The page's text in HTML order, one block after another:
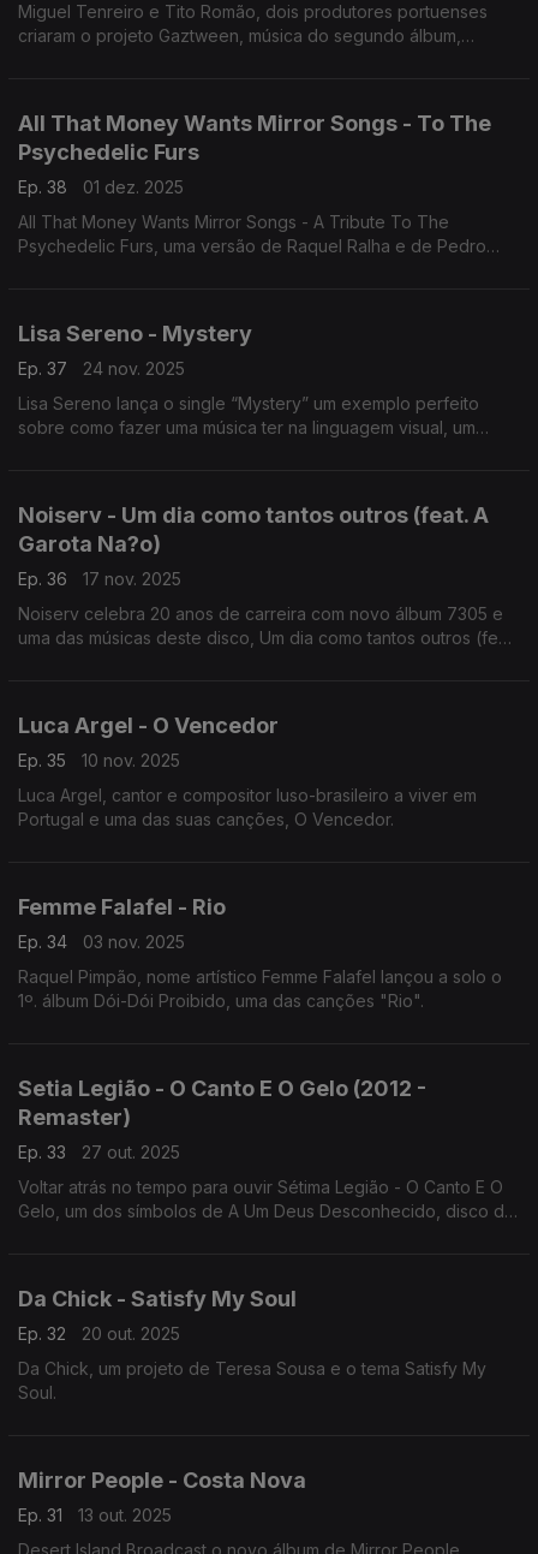
Miguel Tenreiro e Tito Romão, dois produtores portuenses
criaram o projeto Gaztween, música do segundo álbum,
All That Money Wants Mirror Songs - To The
Psychedelic Furs
Ep. 38
01 dez. 2025
All That Money Wants Mirror Songs - A Tribute To The
Psychedelic Furs, uma versão de Raquel Ralha e de Pedro
Lisa Sereno - Mystery
Ep. 37
24 nov. 2025
Lisa Sereno lança o single “Mystery” um exemplo perfeito
sobre como fazer uma música ter na linguagem visual, um
Noiserv - Um dia como tantos outros (feat. A
Garota Na?o)
Ep. 36
17 nov. 2025
Noiserv celebra 20 anos de carreira com novo álbum 7305 e
uma das músicas deste disco, Um dia como tantos outros (feat.
Luca Argel - O Vencedor
Ep. 35
10 nov. 2025
Luca Argel, cantor e compositor luso-brasileiro a viver em
Portugal e uma das suas canções, O Vencedor.
Femme Falafel - Rio
Ep. 34
03 nov. 2025
Raquel Pimpão, nome artístico Femme Falafel lançou a solo o
1º. álbum Dói-Dói Proibido, uma das canções "Rio".
Setia Legião - O Canto E O Gelo (2012 -
Remaster)
Ep. 33
27 out. 2025
Voltar atrás no tempo para ouvir Sétima Legião - O Canto E O
Gelo, um dos símbolos de A Um Deus Desconhecido, disco de
Da Chick - Satisfy My Soul
Ep. 32
20 out. 2025
Da Chick, um projeto de Teresa Sousa e o tema Satisfy My
Soul.
Mirror People - Costa Nova
Ep. 31
13 out. 2025
Desert Island Broadcast,o novo álbum de Mirror People,